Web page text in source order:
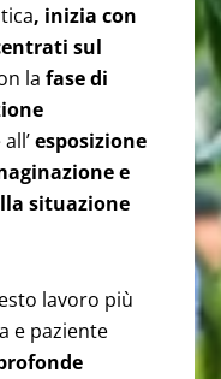
, inizia con
sul
lafase di
esposizione
e
situazione
lavoro più
e paziente